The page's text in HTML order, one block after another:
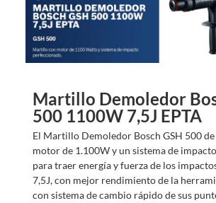
Martillo Demoledor
500 1100W 7,5J EPTA
El Martillo Demoledor Bosch GSH 500
motor de 1.100W y un sistema de
para traer energía y fuerza de los
7,5J, con mejor rendimiento de la
con sistema de cambio rápido de sus